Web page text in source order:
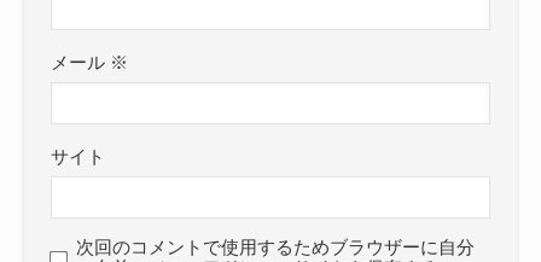
メール ※
サイト
次回のコメントで使用するためブラウザーに自分